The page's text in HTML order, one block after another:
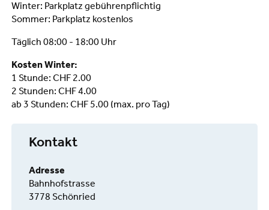
Winter: Parkplatz gebührenpflichtig
Sommer: Parkplatz kostenlos
Täglich 08:00 - 18:00 Uhr
Kosten Winter:
1 Stunde: CHF 2.00
2 Stunden: CHF 4.00
ab 3 Stunden: CHF 5.00 (max. pro Tag)
Kontakt
Adresse
Bahnhofstrasse
3778 Schönried